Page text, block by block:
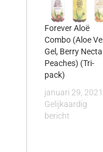
Forever Aloë
Combo (Aloe
Gel, Berry
Peaches) (Tri-
pack)
januari 29, 2021
Gelijkaardig
bericht